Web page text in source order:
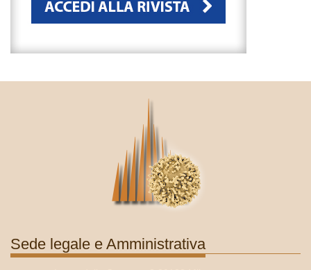
Sede legale e Amministrativa